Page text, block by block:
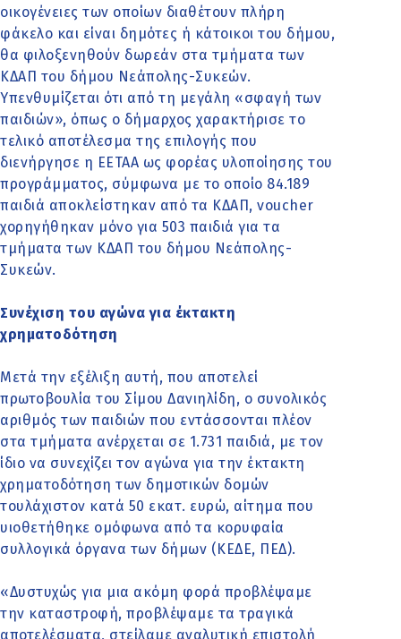
οικογένειες των οποίων διαθέτουν πλήρη
φάκελο και είναι δημότες ή κάτοικοι του δήμου,
θα φιλοξενηθούν δωρεάν στα τμήματα των
ΚΔΑΠ του δήμου Νεάπολης-Συκεών.
Υπενθυμίζεται ότι από τη μεγάλη «σφαγή των
παιδιών», όπως ο δήμαρχος χαρακτήρισε το
τελικό αποτέλεσμα της επιλογής που
διενήργησε η ΕΕΤΑΑ ως φορέας υλοποίησης του
προγράμματος, σύμφωνα με το οποίο 84.189
παιδιά αποκλείστηκαν από τα ΚΔΑΠ, voucher
χορηγήθηκαν μόνο για 503 παιδιά για τα
τμήματα των ΚΔΑΠ του δήμου Νεάπολης-
Συκεών.
Συνέχιση του αγώνα για έκτακτη
χρηματοδότηση
Μετά την εξέλιξη αυτή, που αποτελεί
πρωτοβουλία του Σίμου Δανιηλίδη, ο συνολικός
αριθμός των παιδιών που εντάσσονται πλέον
στα τμήματα ανέρχεται σε 1.731 παιδιά, με τον
ίδιο να συνεχίζει τον αγώνα για την έκτακτη
χρηματοδότηση των δημοτικών δομών
τουλάχιστον κατά 50 εκατ. ευρώ, αίτημα που
υιοθετήθηκε ομόφωνα από τα κορυφαία
συλλογικά όργανα των δήμων (ΚΕΔΕ, ΠΕΔ).
«Δυστυχώς για μια ακόμη φορά προβλέψαμε
την καταστροφή, προβλέψαμε τα τραγικά
αποτελέσματα, στείλαμε αναλυτική επιστολή